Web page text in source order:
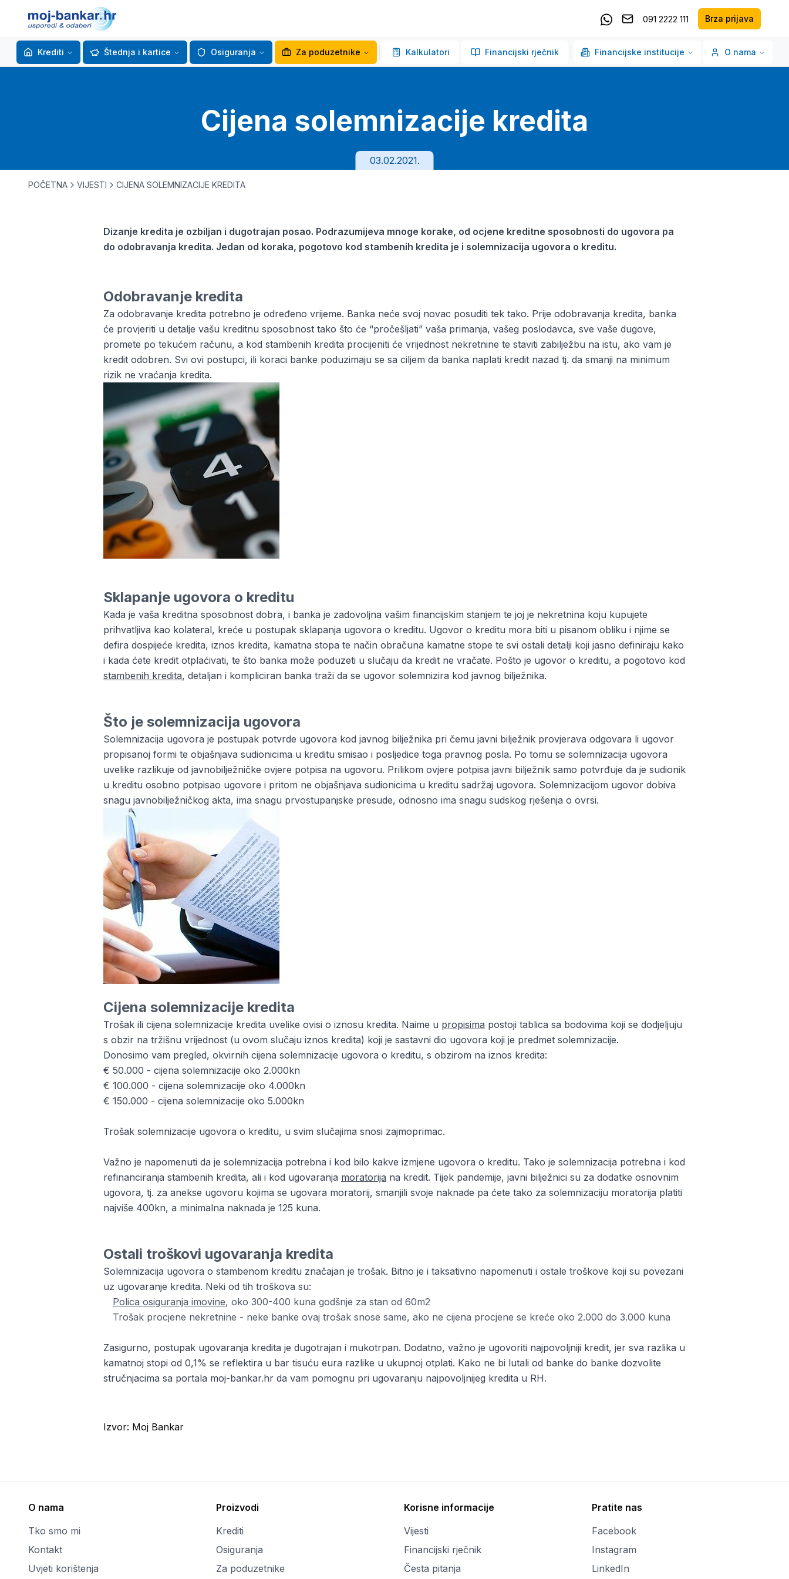
Kontaktirajte nas putem Whatsappa
091 2222 111 Brza prijava
Krediti Štednja i kartice Osiguranja Za poduzetnike Kalkulatori Financijski rječnik Financijske institucije O nama
Cijena solemnizacije kredita
03.02.2021.
POČETNA VIJESTI CIJENA SOLEMNIZACIJE KREDITA
Dizanje kredita je ozbiljan i dugotrajan posao. Podrazumijeva mnoge korake, od ocjene kreditne sposobnosti do ugovora pa
do odobravanja kredita. Jedan od koraka, pogotovo kod stambenih kredita je i solemnizacija ugovora o kreditu.
Odobravanje kredita
Za odobravanje kredita potrebno je određeno vrijeme. Banka neće svoj novac posuditi tek tako. Prije odobravanja kredita, banka
će provjeriti u detalje vašu kreditnu sposobnost tako što će “pročešljati” vaša primanja, vašeg poslodavca, sve vaše dugove,
promete po tekućem računu, a kod stambenih kredita procijeniti će vrijednost nekretnine te staviti zabilježbu na istu, ako vam je
kredit odobren. Svi ovi postupci, ili koraci banke poduzimaju se sa ciljem da banka naplati kredit nazad tj. da smanji na minimum
rizik ne vraćanja kredita.
Sklapanje ugovora o kreditu
Kada je vaša kreditna sposobnost dobra, i banka je zadovoljna vašim financijskim stanjem te joj je nekretnina koju kupujete
prihvatljiva kao kolateral, kreće u postupak sklapanja ugovora o kreditu. Ugovor o kreditu mora biti u pisanom obliku i njime se
defira dospijeće kredita, iznos kredita, kamatna stopa te način obračuna kamatne stope te svi ostali detalji koji jasno definiraju kako
i kada ćete kredit otplaćivati, te što banka može poduzeti u slučaju da kredit ne vračate. Pošto je ugovor o kreditu, a pogotovo kod
stambenih kredita, detaljan i kompliciran banka traži da se ugovor solemnizira kod javnog bilježnika.
Što je solemnizacija ugovora
Solemnizacija ugovora je postupak potvrde ugovora kod javnog bilježnika pri čemu javni bilježnik provjerava odgovara li ugovor
propisanoj formi te objašnjava sudionicima u kreditu smisao i posljedice toga pravnog posla. Po tomu se solemnizacija ugovora
uvelike razlikuje od javnobilježničke ovjere potpisa na ugovoru. Prilikom ovjere potpisa javni bilježnik samo potvrđuje da je sudionik
u kreditu osobno potpisao ugovore i pritom ne objašnjava sudionicima u kreditu sadržaj ugovora. Solemnizacijom ugovor dobiva
snagu javnobilježničkog akta, ima snagu prvostupanjske presude, odnosno ima snagu sudskog rješenja o ovrsi.
Cijena solemnizacije kredita
Trošak ili cijena solemnizacije kredita uvelike ovisi o iznosu kredita. Naime u propisima postoji tablica sa bodovima koji se dodjeljuju
s obzir na tržišnu vrijednost (u ovom slučaju iznos kredita) koji je sastavni dio ugovora koji je predmet solemnizacije.
Donosimo vam pregled, okvirnih cijena solemnizacije ugovora o kreditu, s obzirom na iznos kredita:
€ 50.000 - cijena solemnizacije oko 2.000kn
€ 100.000 - cijena solemnizacije oko 4.000kn
€ 150.000 - cijena solemnizacije oko 5.000kn
Trošak solemnizacije ugovora o kreditu, u svim slučajima snosi zajmoprimac.
Važno je napomenuti da je solemnizacija potrebna i kod bilo kakve izmjene ugovora o kreditu. Tako je solemnizacija potrebna i kod
refinanciranja stambenih kredita, ali i kod ugovaranja moratorija na kredit. Tijek pandemije, javni bilježnici su za dodatke osnovnim
ugovora, tj. za anekse ugovoru kojima se ugovara moratorij, smanjili svoje naknade pa ćete tako za solemnizaciju moratorija platiti
najviše 400kn, a minimalna naknada je 125 kuna.
Ostali troškovi ugovaranja kredita
Solemnizacija ugovora o stambenom kreditu značajan je trošak. Bitno je i taksativno napomenuti i ostale troškove koji su povezani
uz ugovaranje kredita. Neki od tih troškova su:
Polica osiguranja imovine, oko 300-400 kuna godšnje za stan od 60m2
Trošak procjene nekretnine - neke banke ovaj trošak snose same, ako ne cijena procjene se kreće oko 2.000 do 3.000 kuna
Zasigurno, postupak ugovaranja kredita je dugotrajan i mukotrpan. Dodatno, važno je ugovoriti najpovoljniji kredit, jer sva razlika u
kamatnoj stopi od 0,1% se reflektira u bar tisuću eura razlike u ukupnoj otplati. Kako ne bi lutali od banke do banke dozvolite
stručnjacima sa portala moj-bankar.hr da vam pomognu pri ugovaranju najpovoljnijeg kredita u RH.
Izvor: Moj Bankar
O nama
Tko smo mi
Kontakt
Uvjeti korištenja
Proizvodi
Krediti
Osiguranja
Za poduzetnike
Korisne informacije
Vijesti
Financijski rječnik
Česta pitanja
Pratite nas
Facebook
Instagram
LinkedIn